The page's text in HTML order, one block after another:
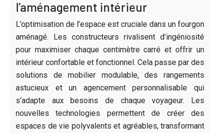
l’aménagement intérieur
L’optimisation de l’espace est cruciale dans un fourgon
aménagé. Les constructeurs rivalisent d’ingéniosité
pour maximiser chaque centimètre carré et offrir un
intérieur confortable et fonctionnel. Cela passe par des
solutions de mobilier modulable, des rangements
astucieux et un agencement personnalisable qui
s’adapte aux besoins de chaque voyageur. Les
nouvelles technologies permettent de créer des
espaces de vie polyvalents et agréables, transformant